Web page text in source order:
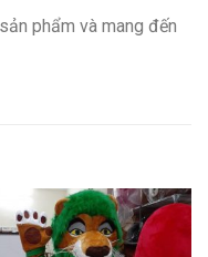
phẩm và mang đến